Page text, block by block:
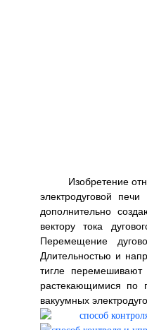
Изобретение
электродуговой
дополнительно
вектору тока
Перемещение
Длительностью и
тигле перемешивают
растекающимися по
вакуумных